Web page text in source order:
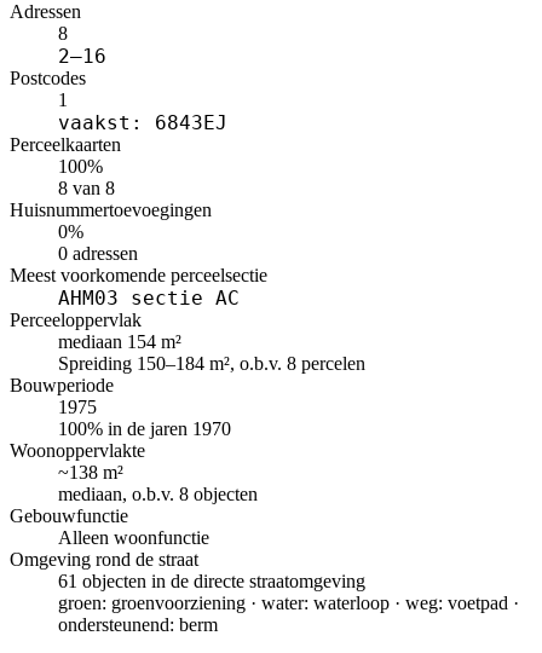
Adressen
8
2–16
Postcodes
1
vaakst: 6843EJ
Perceelkaarten
100%
8 van 8
Huisnummertoevoegingen
0%
0 adressen
Meest voorkomende perceelsectie
AHM03 sectie AC
Perceeloppervlak
mediaan 154 m²
Spreiding 150–184 m², o.b.v. 8 percelen
Bouwperiode
1975
100% in de jaren 1970
Woonoppervlakte
~138 m²
mediaan, o.b.v. 8 objecten
Gebouwfunctie
Alleen woonfunctie
Omgeving rond de straat
61 objecten in de directe straatomgeving
groen: groenvoorziening · water: waterloop · weg: voetpad ·
ondersteunend: berm